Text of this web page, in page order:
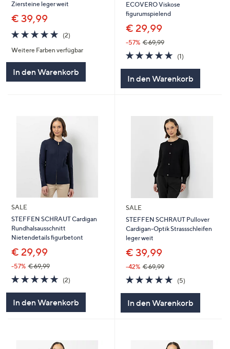
Ziersteine leger weit
€ 39,99
5.0
von
5
(2)2
Weitere Farben verfügbar
In den Warenkorb
ECOVERO Viskose
figurumspielend
€ 29,99
-57% € 69,99
5.0
von
(1)1
In den Warenkorb
SALE
STEFFEN SCHRAUT Cardigan
Rundhalsausschnitt
Nietendetails figurbetont
€ 29,99
-57% € 69,99
5.0
von
(2)2
In den Warenkorb
SALE
STEFFEN SCHRAUT Pullover
Cardigan-Optik Strassschleifen
leger weit
€ 39,99
-42% € 69,99
5.0
von
(5)5
In den Warenkorb